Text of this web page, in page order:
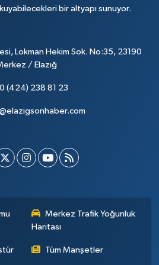
bir altyapı sunuyor.
Lokman Hekim Sok. No:35, 23190
/ Elazığ
0 (424) 238 81 23
Merkez Trafik Yoğunluk
Haritası
Tüm Manşetler